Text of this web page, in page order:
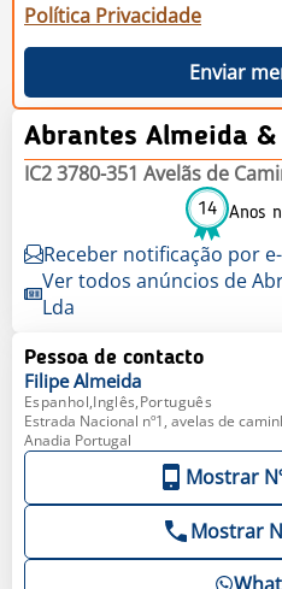
Política Privacidade
Enviar
Abrantes Almeida &
IC2 3780-351 Avelãs de
14 Anos
Receber notificação por
Ver todos anúncios de
Lda
Pessoa de contacto
Filipe Almeida
Espanhol,Inglês,Português
Estrada Nacional nº1, avelas de
Anadia Portugal
Mostrar
Mostrar